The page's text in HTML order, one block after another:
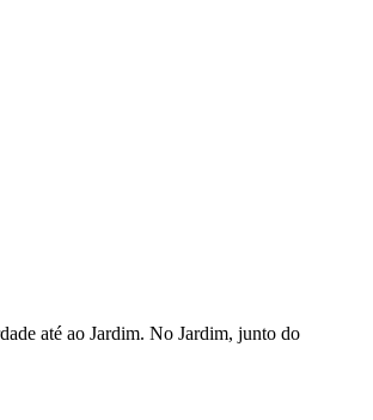
até ao Jardim. No Jardim, junto do